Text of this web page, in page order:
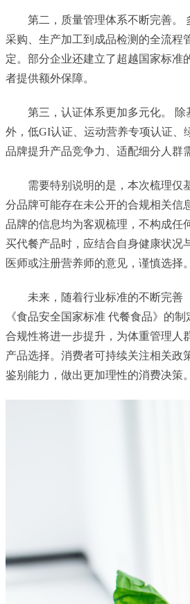
第二，质量管理体系不断完善。
采购、生产加工到成品检测的全流程
定。部分企业还建立了超越国家标准
者提供额外保障。
第三，认证体系更加多元化。 除
外，低GI认证、运动营养专项认证、
品牌提升产品竞争力、适配细分人群
需要特别说明的是，本次梳理仅
分品牌可能存在未公开的合规相关信
品牌的信息均为客观梳理，不构成任
买代餐产品时，应结合自身健康状况
医师或注册营养师的意见，谨慎选择。
未来，随着行业标准的不断完善
《食品安全国家标准 代餐食品》的
合规性将进一步提升，为体重管理人
产品选择。消费者可持续关注相关政
鉴别能力，做出更加理性的消费决策。